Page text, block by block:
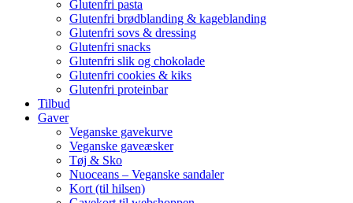
Glutenfri pasta
Glutenfri brødblanding & kageblanding
Glutenfri sovs & dressing
Glutenfri snacks
Glutenfri slik og chokolade
Glutenfri cookies & kiks
Glutenfri proteinbar
Tilbud
Gaver
Veganske gavekurve
Veganske gaveæsker
Tøj & Sko
Nuoceans – Veganske sandaler
Kort (til hilsen)